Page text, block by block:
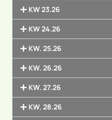
KW 23.26
KW 24.26
KW. 25.26
KW. 26.26
KW. 27.26
KW. 28.26